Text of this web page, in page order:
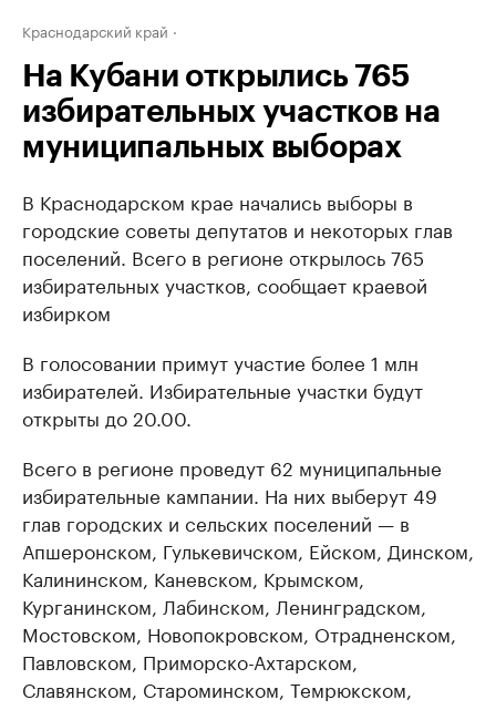
Краснодарский край
На Кубани открылись 765
избирательных участков на
муниципальных выборах
В Краснодарском крае начались выборы в
городские советы депутатов и некоторых глав
поселений. Всего в регионе открылось 765
избирательных участков, сообщает краевой
избирком
В голосовании примут участие более 1 млн
избирателей. Избирательные участки будут
открыты до 20.00.
Всего в регионе проведут 62 муниципальные
избирательные кампании. На них выберут 49
глав городских и сельских поселений — в
Апшеронском, Гулькевичском, Ейском, Динском,
Калининском, Каневском, Крымском,
Курганинском, Лабинском, Ленинградском,
Мостовском, Новопокровском, Отрадненском,
Павловском, Приморско-Ахтарском,
Славянском, Староминском, Темрюкском,